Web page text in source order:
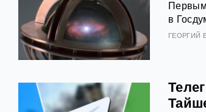
в
ГЕОРГИЙ